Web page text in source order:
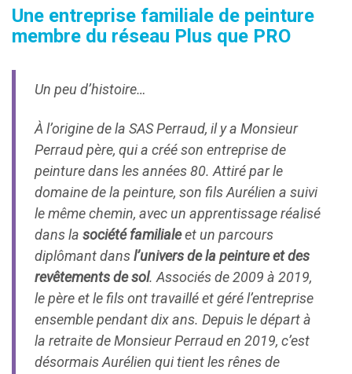
Une entreprise familiale de peinture
membre du réseau Plus que PRO
Un peu d’histoire…
À l’origine de la SAS Perraud, il y a Monsieur
Perraud père, qui a créé son entreprise de
peinture dans les années 80. Attiré par le
domaine de la peinture, son fils Aurélien a suivi
le même chemin, avec un apprentissage réalisé
dans la société familialeet un parcours
diplômant dansl’univers de la peinture et des
revêtements de sol. Associés de 2009 à 2019,
le père et le fils ont travaillé et géré l’entreprise
ensemble pendant dix ans. Depuis le départ à
la retraite de Monsieur Perraud en 2019, c’est
désormais Aurélien qui tient les rênes de